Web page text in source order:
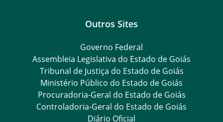
Outros Sites
Governo Federal
Assembleia Legislativa do Estado de Goiás
Tribunal de Justiça do Estado de Goiás
Ministério Público do Estado de Goiás
Procuradoria-Geral do Estado de Goiás
Controladoria-Geral do Estado de Goiás
Diário Oficial